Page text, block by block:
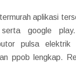
aplikasi
serta google
pulsa
ppob lengkap.